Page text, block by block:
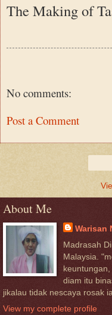
The Making of
No comments:
Post a Comment
About Me
Warisan
Madrasah
Malaysia.
diam itu
jikalau tidak nescaya rosak
View my complete profile